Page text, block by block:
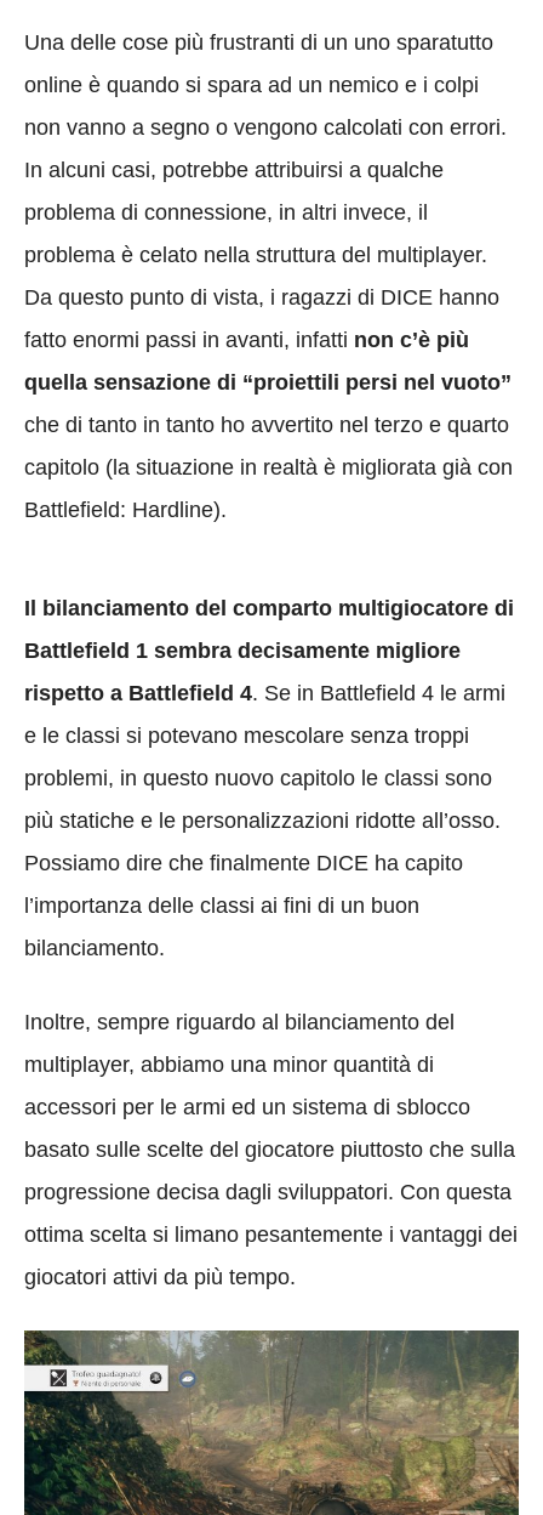
Una delle cose più frustranti di un uno sparatutto
online è quando si spara ad un nemico e i colpi
non vanno a segno o vengono calcolati con errori.
In alcuni casi, potrebbe attribuirsi a qualche
problema di connessione, in altri invece, il
problema è celato nella struttura del multiplayer.
Da questo punto di vista, i ragazzi di DICE hanno
fatto enormi passi in avanti, infatti non c’è più
quella sensazione di “proiettili persi nel vuoto”
che di tanto in tanto ho avvertito nel terzo e quarto
capitolo (la situazione in realtà è migliorata già con
Battlefield: Hardline).
Il bilanciamento del comparto multigiocatore di
Battlefield 1 sembra decisamente migliore
rispetto a Battlefield 4. Se in Battlefield 4 le armi
e le classi si potevano mescolare senza troppi
problemi, in questo nuovo capitolo le classi sono
più statiche e le personalizzazioni ridotte all’osso.
Possiamo dire che finalmente DICE ha capito
l’importanza delle classi ai fini di un buon
bilanciamento.
Inoltre, sempre riguardo al bilanciamento del
multiplayer, abbiamo una minor quantità di
accessori per le armi ed un sistema di sblocco
basato sulle scelte del giocatore piuttosto che sulla
progressione decisa dagli sviluppatori. Con questa
ottima scelta si limano pesantemente i vantaggi dei
giocatori attivi da più tempo.